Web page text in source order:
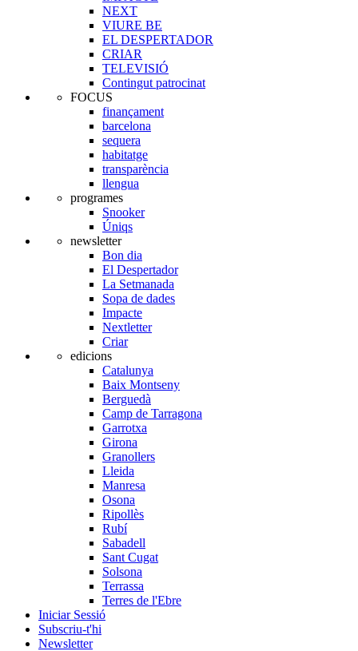
NEXT
VIURE BE
EL DESPERTADOR
CRIAR
TELEVISIÓ
Contingut patrocinat
FOCUS
finançament
barcelona
sequera
habitatge
transparència
llengua
programes
Snooker
Úniqs
newsletter
Bon dia
El Despertador
La Setmanada
Sopa de dades
Impacte
Nextletter
Criar
edicions
Catalunya
Baix Montseny
Berguedà
Camp de Tarragona
Garrotxa
Girona
Granollers
Lleida
Manresa
Osona
Ripollès
Rubí
Sabadell
Sant Cugat
Solsona
Terrassa
Terres de l'Ebre
Iniciar Sessió
Subscriu-t'hi
Newsletter